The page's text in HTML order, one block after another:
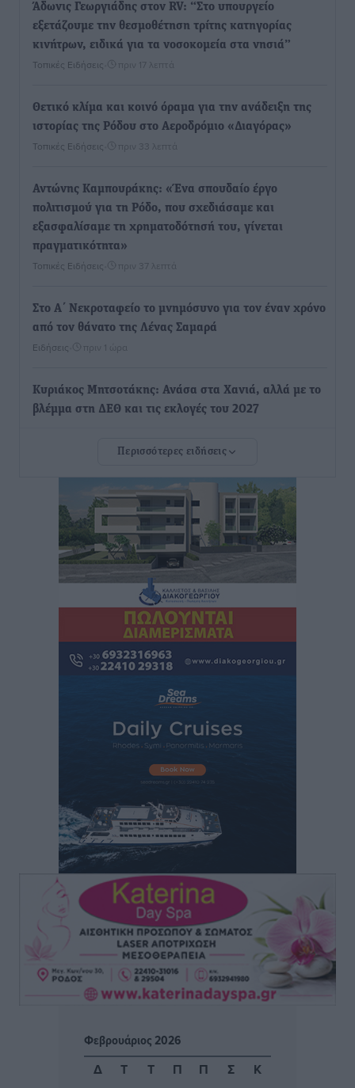
Άδωνις Γεωργιάδης στον RV: “Στο υπουργείο
εξετάζουμε την θεσμοθέτηση τρίτης κατηγορίας
κινήτρων, ειδικά για τα νοσοκομεία στα νησιά”
Τοπικές Ειδήσεις πριν 17 λεπτά
Θετικό κλίμα και κοινό όραμα για την ανάδειξη της
ιστορίας της Ρόδου στο Αεροδρόμιο «Διαγόρας»
Τοπικές Ειδήσεις πριν 33 λεπτά
Αντώνης Καμπουράκης: «Ένα σπουδαίο έργο
πολιτισμού για τη Ρόδο, που σχεδιάσαμε και
εξασφαλίσαμε τη χρηματοδότησή του, γίνεται
πραγματικότητα»
Τοπικές Ειδήσεις πριν 37 λεπτά
Στο Α΄ Νεκροταφείο το μνημόσυνο για τον έναν χρόνο
από τον θάνατο της Λένας Σαμαρά
Ειδήσεις πριν 1 ώρα
Κυριάκος Μητσοτάκης: Ανάσα στα Χανιά, αλλά με το
βλέμμα στη ΔΕΘ και τις εκλογές του 2027
τουρισμός μπορεί να γίνει ο μεγαλύτερος πελάτης της
ελληνικής βιομηχανίας”
Τοπικές Ειδήσεις• πριν 1 ώρα
Έρευνα ΕΟΤ: Οι Ευρωπαίοι ταξιδιώτες «ψηφίζουν»
Ειδήσεις• πριν 2 ώρες
Άκυρες οι εγκύκλιοι που δεν αναρτώνται,
υποχρεωτική η δημοσίευσή τους από την 1η
δεν πέφτουν και πότε μπορεί να έρθει αποκλιμάκωση
Πάνω από 1.500 έλεγχοι με drones σε 300 παραλίες
κατά της αυθαίρετης κατάληψης του αιγιαλού – Τα
στοιχεία για τη Ρόδο
Τοπικές Ειδήσεις πριν 2 ώρες
Συνεδριάζει η Δημοτική Επιτροπή Ρόδου την Δευτέρα
10 Αυγούστου
Τοπικές Ειδήσεις πριν 2 ώρες
στάδιο Διαγόρα
• πριν 2 ώρες
Περισσότερες ειδήσεις
Φεβρουάριος 2026
Δ
Τ Τ Π Π Σ Κ